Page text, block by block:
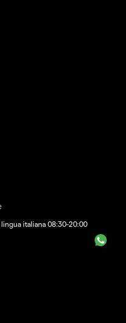
italiana 08:30-20:00